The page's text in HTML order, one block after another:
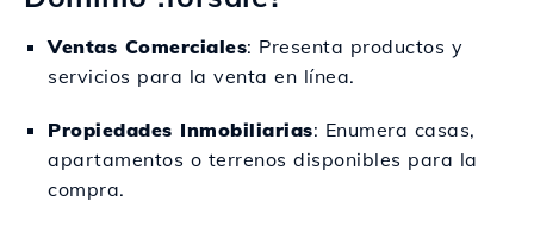
Ventas Comerciales: Presenta productos y
servicios para la venta en línea.
Propiedades Inmobiliarias: Enumera casas,
apartamentos o terrenos disponibles para la
compra.